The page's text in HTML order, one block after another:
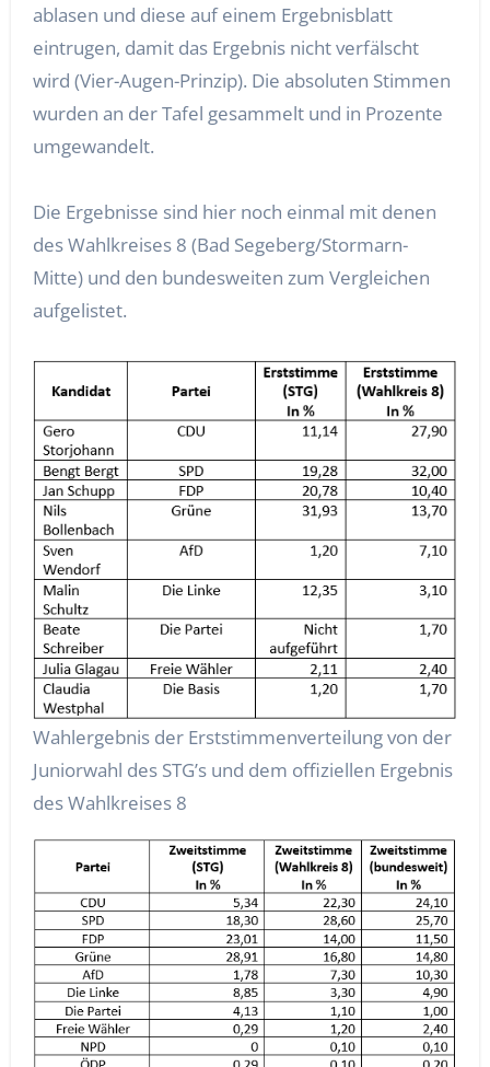
ablasen und diese auf einem Ergebnisblatt
eintrugen, damit das Ergebnis nicht verfälscht
wird (Vier-Augen-Prinzip). Die absoluten Stimmen
wurden an der Tafel gesammelt und in Prozente
umgewandelt.
Die Ergebnisse sind hier noch einmal mit denen
des Wahlkreises 8 (Bad Segeberg/Stormarn-
Mitte) und den bundesweiten zum Vergleichen
aufgelistet.
Wahlergebnis der Erststimmenverteilung von der
Juniorwahl des STG’s und dem offiziellen Ergebnis
des Wahlkreises 8